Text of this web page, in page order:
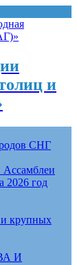
и
СНГ
2026 год
крупных
И